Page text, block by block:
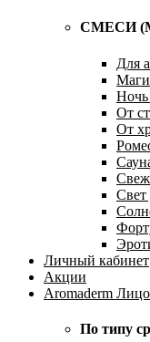
СМЕСИ
Для
От
От
Личный кабинет
Акции
Aromaderm Лицо
По типу